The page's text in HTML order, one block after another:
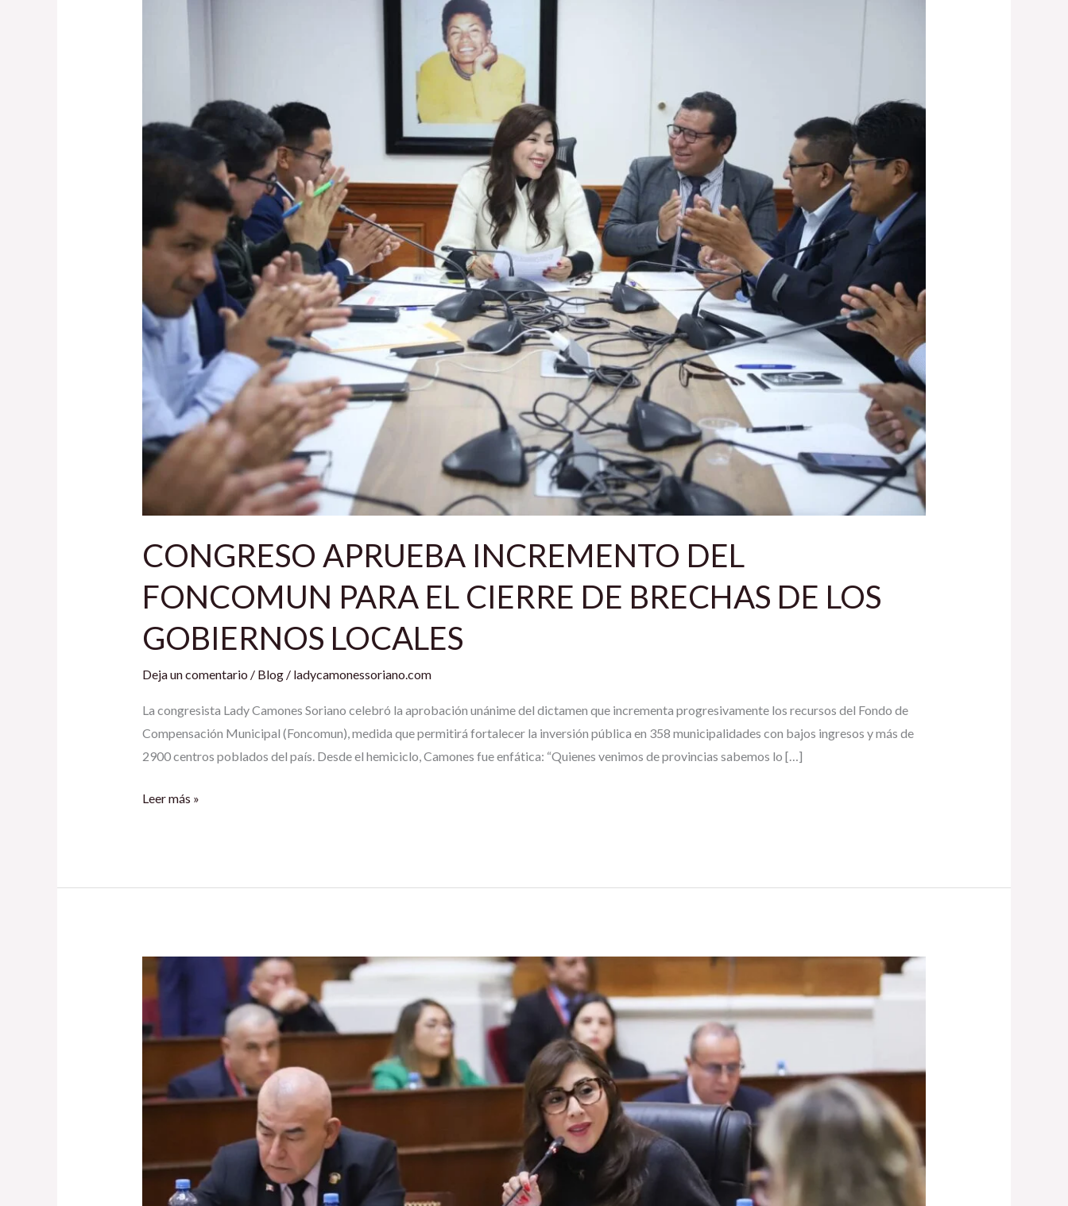
CONGRESO APRUEBA INCREMENTO DEL
FONCOMUN PARA EL CIERRE DE BRECHAS DE LOS
GOBIERNOS LOCALES
Deja un comentario / Blog/ ladycamonessoriano.com
La congresista Lady Camones Soriano celebró la aprobación unánime del dictamen que incrementa progresivamente los recursos del Fondo de
Compensación Municipal (Foncomun), medida que permitirá fortalecer la inversión pública en 358 municipalidades con bajos ingresos y más de
2900 centros poblados del país. Desde el hemiciclo, Camones fue enfática: “Quienes venimos de provincias sabemos lo […]
PARA
BRECHAS
DE
GOBIERNOS
LOCALES
Leer más »
PRESUPUESTO
APRUEBA
PREDICTAMEN
FORTALECE
MANCOMUNIDADES
MUNICIPALES